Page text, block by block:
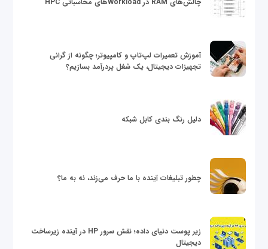
آموزش تعمیرات لپ‌تاپ و کامپیوتر؛ چگونه از گرانی
تجهیزات دیجیتال، یک شغل پردرآمد بسازیم؟
دلیل رنگ بندی کابل شبکه
چطور تبلیغات آینده با ما حرف می‌زند، نه به ما؟
زیر پوست دنیای داده؛ نقش سرور HP در آینده زیرساخت
دیجیتال